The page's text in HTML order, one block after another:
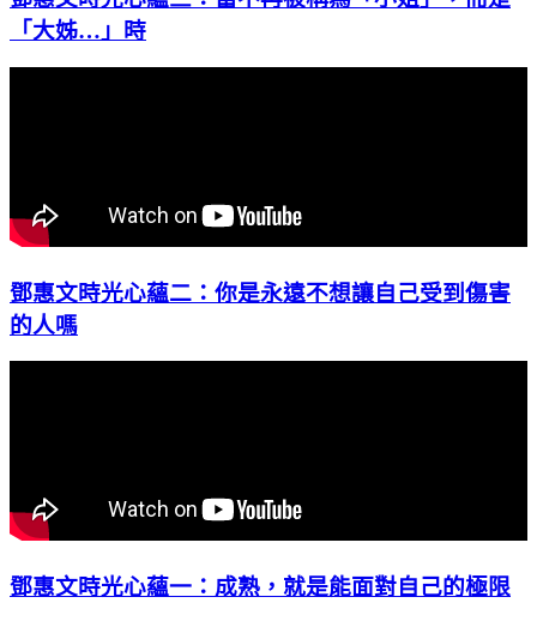
「大姊…」時
鄧惠文時光心蘊二：你是永遠不想讓自己受到傷害
的人嗎
鄧惠文時光心蘊一：成熟，就是能面對自己的極限